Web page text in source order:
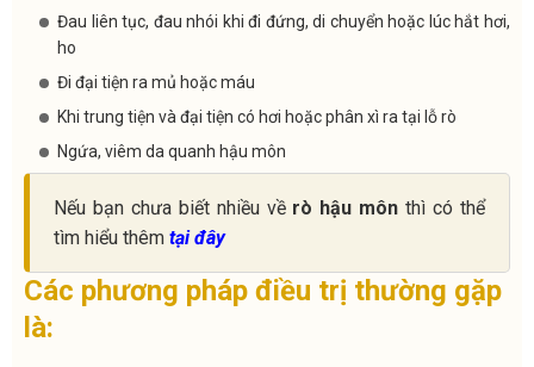
Đau liên tục, đau nhói khi đi đứng, di chuyển hoặc lúc hắt hơi,
ho
Đi đại tiện ra mủ hoặc máu
Khi trung tiện và đại tiện có hơi hoặc phân xì ra tại lỗ rò
Ngứa, viêm da quanh hậu môn
Nếu bạn chưa biết nhiều về rò hậu môn thì có thể
tìm hiểu thêm tại đây
Các phương pháp điều trị thường gặp
là: